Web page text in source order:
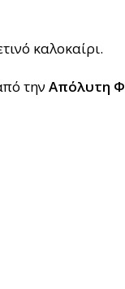
καλοκαίρι.
τηνΑπόλυτη